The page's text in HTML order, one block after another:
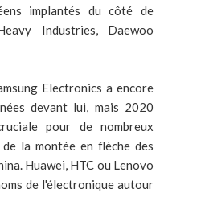
implantés du côté de
Industries, Daewoo
Electronics a encore
devant lui, mais 2020
pour de nombreux
la montée en flèche des
Huawei, HTC ou Lenovo
de l'électronique autour